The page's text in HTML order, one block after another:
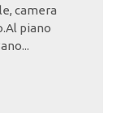
camera
piano